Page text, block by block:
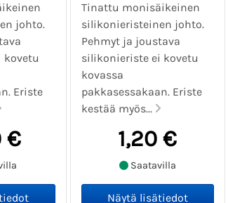
johto.
kovetu
Eriste
€
Tinattu monisäikeinen
silikonieristeinen johto.
Pehmyt ja joustava
silikonieriste ei kovetu
kovassa
pakkasessakaan. Eriste
kestää myös...
1,20 €
Saatavilla